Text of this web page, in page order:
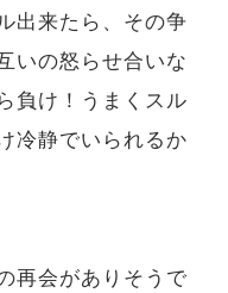
出来たら、その争
いの怒らせ合いな
負け！うまくスル
冷静でいられるか
再会がありそうで